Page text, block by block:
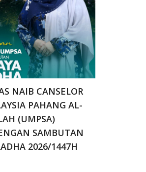
NAIB CANSELOR
PAHANG AL-
(UMPSA)
SAMBUTAN
2026/1447H